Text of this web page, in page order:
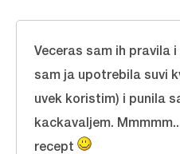
Veceras sam ih pravila
sam ja upotrebila suvi
uvek koristim) i punila
kackavaljem.
recept